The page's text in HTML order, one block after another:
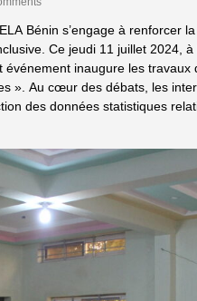
Bénin s’engage à renforcer
Ce jeudi 11 juillet 2024,
événement inaugure les
». Au cœur des débats, les
des données statistiques